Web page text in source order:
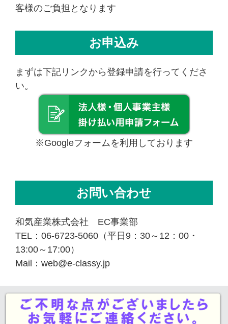
客様のご負担となります
お申込み
まずは下記リンクから登録申請を行ってくださ
い。
※Googleフォームを利用しております
お問い合わせ
和気産業株式会社 EC事業部
TEL：06-6723-5060（平日9：30～12：00・
13:00～17:00）
Mail：web@e-classy.jp